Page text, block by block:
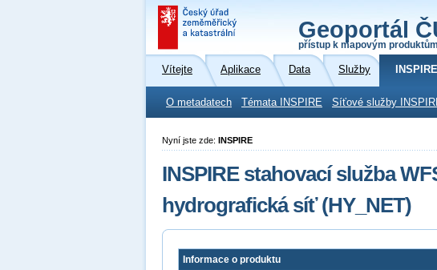
Geoportál
přístup k mapovým
Vítejte Aplikace Data Služby INSPIRE
O metadatech Témata INSPIRE Síťové služby
Nyní jste zde: INSPIRE
INSPIRE stahovací služba
hydrografická síť (HY_NET)
Informace o produktu